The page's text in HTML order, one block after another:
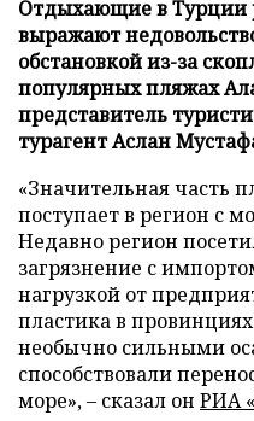
Отдыхающие в Турции
выражают
обстановкой из-за
популярных пляжах
представитель
турагент Аслан
«Значительная часть
поступает в регион с
Недавно регион
загрязнение с
нагрузкой от
пластика в
необычно сильными
способствовали
море», – сказал он РИА